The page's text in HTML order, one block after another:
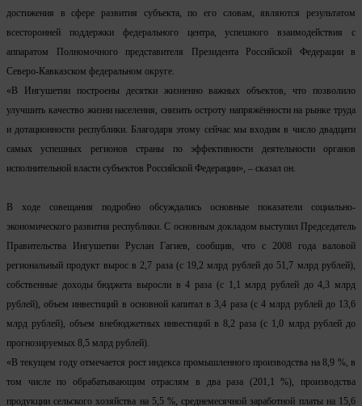
достижения в сфере развития субъекта, по его словам, являются результатом
всесторонней поддержки федерального центра, успешного взаимодействия с
аппаратом Полномочного представителя Президента Российской Федерации в
Северо-Кавказском федеральном округе.
«В Ингушетии построены десятки жизненно важных объектов, что позволило
улучшить качество жизни населения, снизить остроту напряжённости на рынке труда
и дотационности республики. Благодаря этому сейчас мы входим в число двадцати
самых успешных регионов страны по эффективности деятельности органов
исполнительной власти субъектов Российской Федерации», – сказал он.
В ходе совещания подробно обсуждались основные показатели социально-
экономического развития республики. С основным докладом выступил Председатель
Правительства Ингушетии Руслан Гагиев, сообщив, что с 2008 года валовой
региональный продукт вырос в 2,7 раза (с 19,2 млрд рублей до 51,7 млрд рублей),
собственные доходы бюджета выросли в 4 раза (с 1,1 млрд рублей до 4,3 млрд
рублей), объем инвестиций в основной капитал в 3,4 раза (с 4 млрд рублей до 13,6
млрд рублей), объем внебюджетных инвестиций в 8,2 раза (с 1,0 млрд рублей до
прогнозируемых 8,5 млрд рублей).
«В текущем году отмечается рост индекса промышленного производства на 8,9 %, в
том числе по обрабатывающим отраслям в два раза (201,1 %), производства
продукции сельского хозяйства на 5,5 %, среднемесячной заработной платы на 15,6